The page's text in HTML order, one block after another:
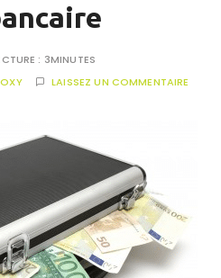
: 3MINUTES
LAISSEZ UN COMMENTAIRE